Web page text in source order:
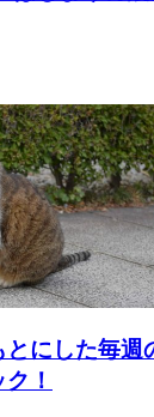
にした毎週
！